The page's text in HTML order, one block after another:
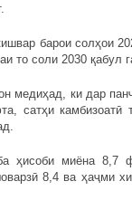
барои солҳои
то соли 2030 қабул
медиҳад, ки дар
сатҳи
ҳисоби миёна 8,7
8,4 ва ҳаҷми